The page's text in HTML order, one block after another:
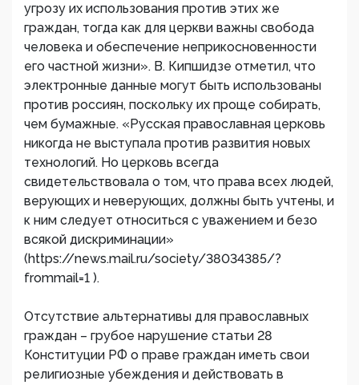
угрозу их использования против этих же
граждан, тогда как для церкви важны свобода
человека и обеспечение неприкосновенности
его частной жизни». В. Кипшидзе отметил, что
электронные данные могут быть использованы
против россиян, поскольку их проще собирать,
чем бумажные. «Русская православная церковь
никогда не выступала против развития новых
технологий. Но церковь всегда
свидетельствовала о том, что права всех людей,
верующих и неверующих, должны быть учтены, и
к ним следует относиться с уважением и безо
всякой дискриминации»
(https://news.mail.ru/society/38034385/?
frommail=1 ).
Отсутствие альтернативы для православных
граждан – грубое нарушение статьи 28
Конституции РФ о праве граждан иметь свои
религиозные убеждения и действовать в